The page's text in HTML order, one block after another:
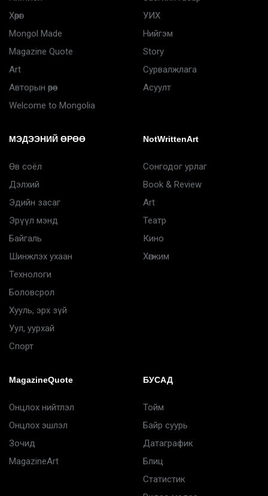
Хөрөг
Mongol Made
Magazine Quote
Art
Авторын өрөө
Welcome to Mongolia
УИХ
Нийгэм
Story
Сурвалжлага
Асуулт
МЭДЭЭНИЙ ӨРӨӨ
Өв соёл
Дэлхий
Эдийн засаг
Эрүүл мэнд
Байгаль
Шинжлэх ухаан
Технологи
Боловсрол
Хууль, эрх зүй
Уул, уурхай
Спорт
NotWrittenArt
Сонгодог урлаг
Book & Review
Art
Театр
Кино
Хөгжим
MagazineQuote
Онцлох нийтлэл
Онцлох эшлэл
Зочид
MagazineArt
БУСАД
Тойм
Байр суурь
Датаграфик
Блиц
Статистик